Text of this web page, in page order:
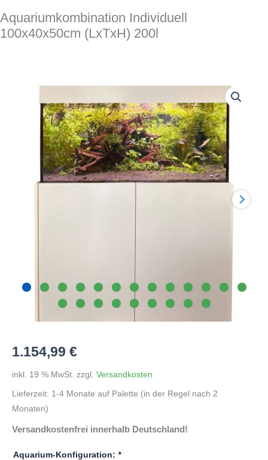
Aquariumkombination Individuell
100x40x50cm (LxTxH) 200l
1.154,99 €
inkl. 19 % MwSt. zzgl. Versandkosten
Lieferzeit: 1-4 Monate auf Palette (in der Regel nach 2
Monaten)
Versandkostenfrei innerhalb Deutschland!
Aquarium-Konfiguration: *